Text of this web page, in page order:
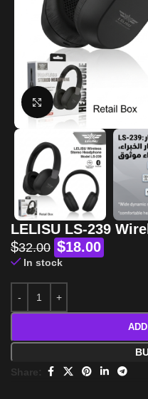
Click to enlarge
LELISU LS-239
$32.00 $18.00
In stock
Share: